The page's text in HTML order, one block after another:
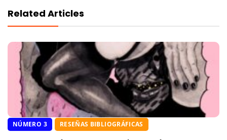
Related Articles
NÚMERO 3 RESEÑAS BIBLIOGRÁFICAS